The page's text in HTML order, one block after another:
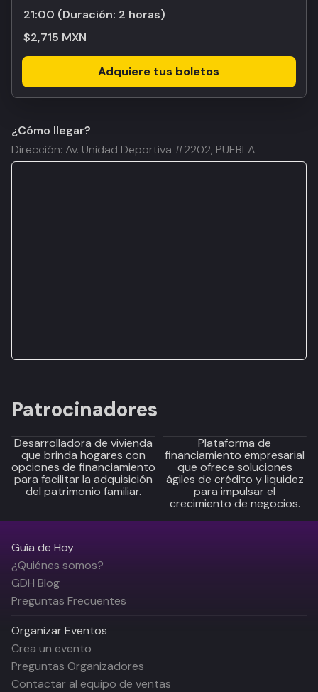
21:00 (Duración: 2 horas)
$2,715 MXN
Adquiere tus boletos
¿Cómo llegar?
Dirección: Av. Unidad Deportiva #2202, PUEBLA
Patrocinadores
Desarrolladora de vivienda
que brinda hogares con
opciones de financiamiento
para facilitar la adquisición
del patrimonio familiar.
Plataforma de
financiamiento empresarial
que ofrece soluciones
ágiles de crédito y liquidez
para impulsar el
crecimiento de negocios.
Guía de Hoy
¿Quiénes somos?
GDH Blog
Preguntas Frecuentes
Organizar Eventos
Crea un evento
Preguntas Organizadores
Contactar al equipo de ventas